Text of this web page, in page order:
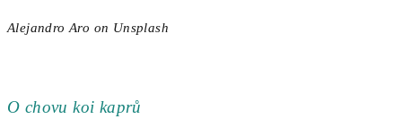
Alejandro Aro on Unsplash
O chovu koi kaprů